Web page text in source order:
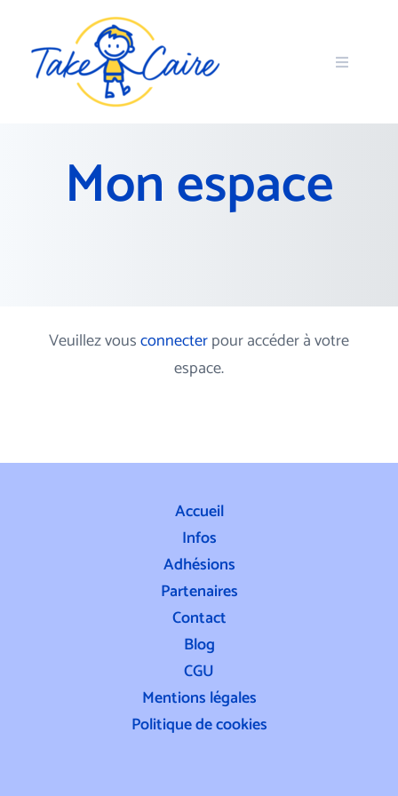
Mon espace
Veuillez vousconnecterpour accéder à votre
espace.
Accueil
Infos
Adhésions
Partenaires
Contact
Blog
CGU
Mentions légales
Politique de cookies